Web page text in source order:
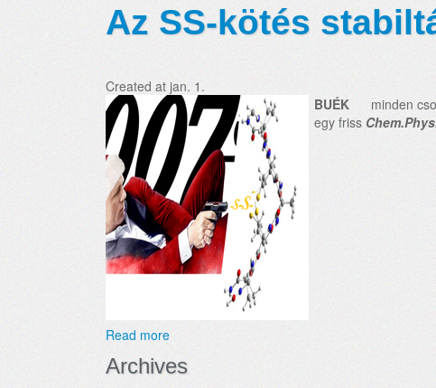
Az SS-kötés
Created at jan. 1.
BUÉK minden
egy friss
Read more
Archives